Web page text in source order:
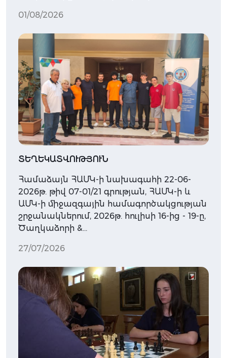
01/08/2026
ՏԵՂԵԿԱՏՎՈՒԹՅՈՒՆ
Համաձայն ՀԱՄԿ-ի նախագահի 22-06-
2026թ. թիվ 07-01/21 գրության, ՀԱՄԿ-ի և
ԱՄԿ-ի միջազգային համագործակցության
շրջանակներում, 2026թ. հուլիսի 16-ից - 19-ը,
Ծաղկաձորի &…
27/07/2026